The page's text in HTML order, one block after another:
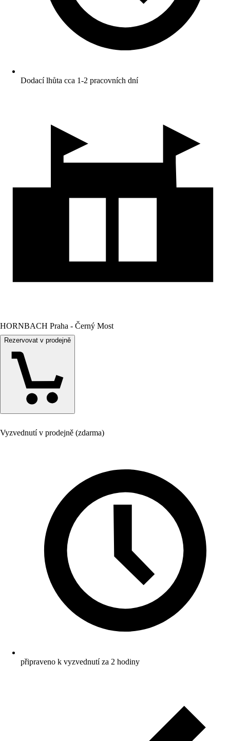
Dodací lhůta cca 1-2 pracovních dní
HORNBACH Praha - Černý Most
Rezervovat v prodejně
Vyzvednutí v prodejně (zdarma)
připraveno k vyzvednutí za 2 hodiny